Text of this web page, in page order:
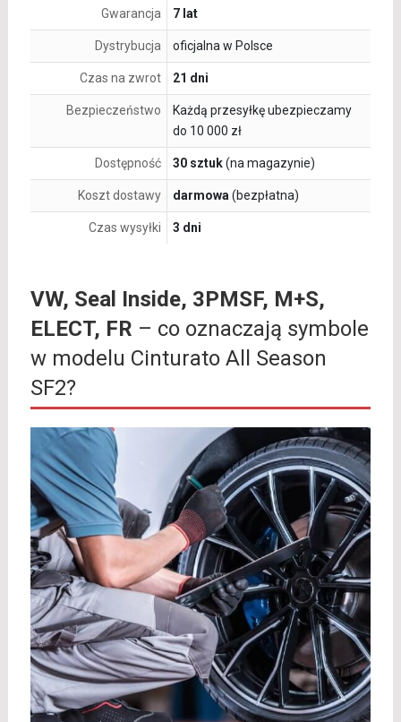
Gwarancja 7 lat
Dystrybucja oficjalna w Polsce
Czas na zwrot 21 dni
Bezpieczeństwo
Każdą przesyłkę ubezpieczamy
do 10 000 zł
Dostępność 30 sztuk(na magazynie)
Koszt dostawy darmowa (bezpłatna)
Czas wysyłki 3 dni
VW, Seal Inside, 3PMSF, M+S,
ELECT, FR – co oznaczają symbole
w modelu Cinturato All Season
SF2?